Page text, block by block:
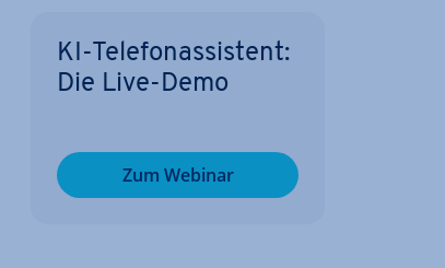
KI-Te­le­fon­as­sis­tent:
Die Live-Demo
Zum Webinar